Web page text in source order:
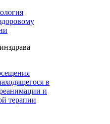
в
и
терапии